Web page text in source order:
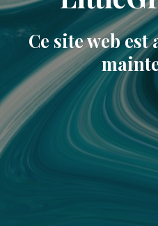
Ce site web